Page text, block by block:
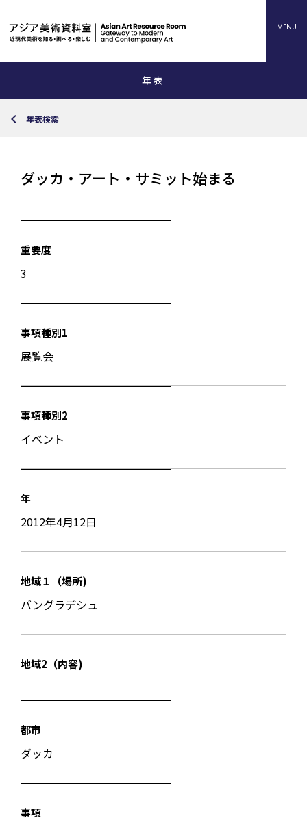
年表
年表検索
ダッカ・アート・サミット始まる
重要度
3
事項種別1
展覧会
事項種別2
イベント
年
2012年4月12日
地域１（場所)
バングラデシュ
地域2（内容)
都市
ダッカ
事項